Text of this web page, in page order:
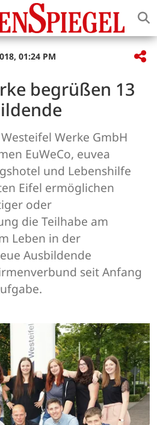
01:24 PM
begrüßen 13
Werke GmbH
EuWeCo, euvea
und Lebenshilfe
Eifel ermöglichen
oder
die Teilhabe am
Leben in der
Ausbildende
seit Anfang